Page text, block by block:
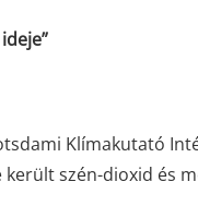
Klímakutató
szén-dioxid és